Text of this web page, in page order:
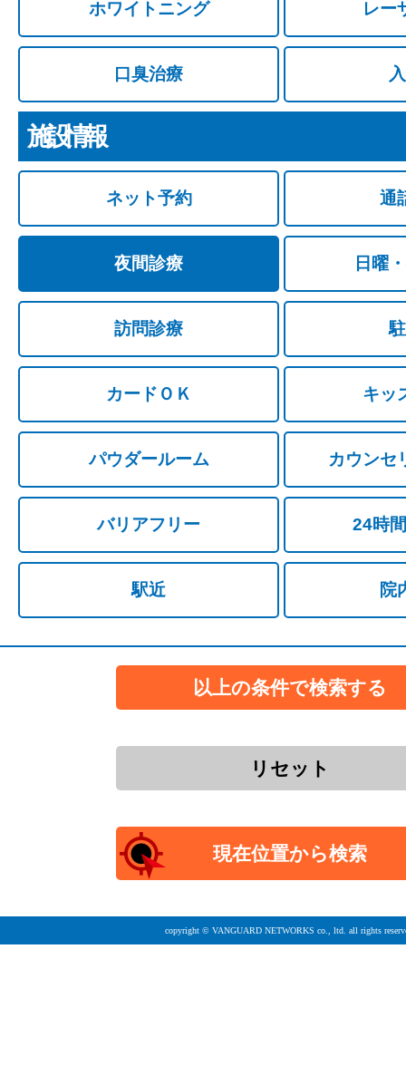
ホワイトニング レー
口臭治療
施設情報
ネット予約 通
夜間診療 日曜
訪問診療
カードＯＫ キッ
パウダールーム カウンセ
バリアフリー 24時
駅近 院
copyright © VANGUARD NETWORKS co., ltd. all rights